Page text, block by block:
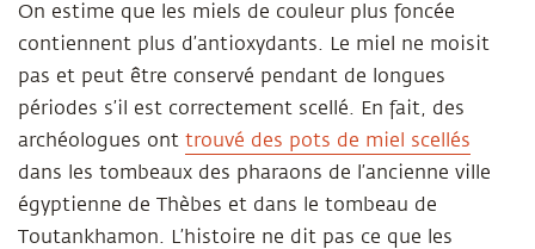
On estime que les miels de couleur plus foncée
contiennent plus d’antioxydants. Le miel ne moisit
pas et peut être conservé pendant de longues
périodes s’il est correctement scellé. En fait, des
archéologues ont trouvé des pots de miel scellés
dans les tombeaux des pharaons de l’ancienne ville
égyptienne de Thèbes et dans le tombeau de
Toutankhamon. L’histoire ne dit pas ce que les